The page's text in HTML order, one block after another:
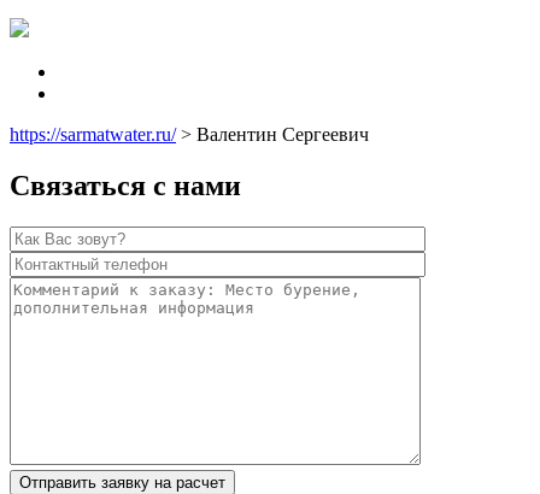
https://sarmatwater.ru/> Валентин Сергеевич
Связаться с нами